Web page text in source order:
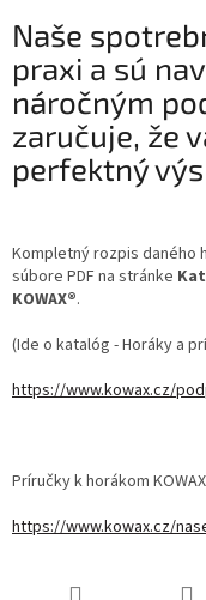
Naše
praxi a sú
náročným
zaručuje, že
perfektný
Kompletný rozpis daného
súbore PDF na stránke
KOWAX®.
(Ide o katalóg - Horáky a
https://www.kowax.cz/
Príručky k horákom
https://www.kowax.cz/